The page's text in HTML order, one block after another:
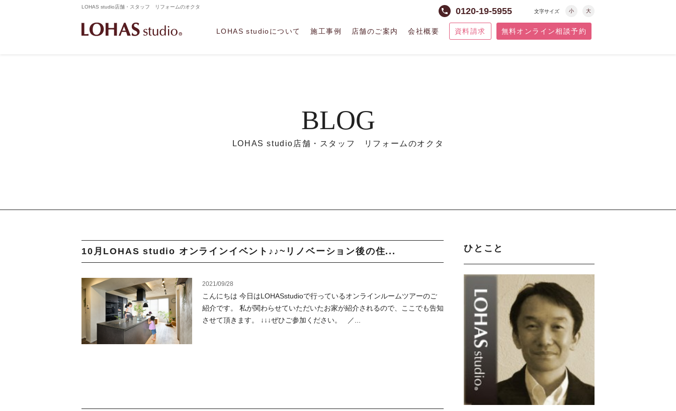
LOHAS studio店舗・スタッフ リフォームのオクタ
phone 0120-19-5955 文字サイズ 小 大
LOHAS studioについて 施工事例 店舗のご案内 会社概要 資料請求 無料オンライン相談予約
BLOG
LOHAS studio店舗・スタッフ リフォームのオクタ
10月LOHAS studio オンラインイベント♪♪~リノベーション後の住...
2021/09/28
こんにちは 今日はLOHASstudioで行っているオンラインルームツアーのご
紹介です。 私が関わらせていただいたお家が紹介されるので、ここでも告知
させて頂きます。 ↓↓↓ぜひご参加ください。 ／...
ひとこと